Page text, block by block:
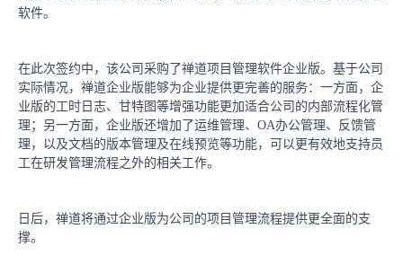
软件。
在此次签约中，该公司采购了禅道项目管理软件企业版。基于公司
实际情况，禅道企业版能够为企业提供更完善的服务：一方面，企
业版的工时日志、甘特图等增强功能更加适合公司的内部流程化管
理；另一方面，企业版还增加了运维管理、OA办公管理、反馈管
理，以及文档的版本管理及在线预览等功能，可以更有效地支持员
工在研发管理流程之外的相关工作。
日后，禅道将通过企业版为公司的项目管理流程提供更全面的支
撑。